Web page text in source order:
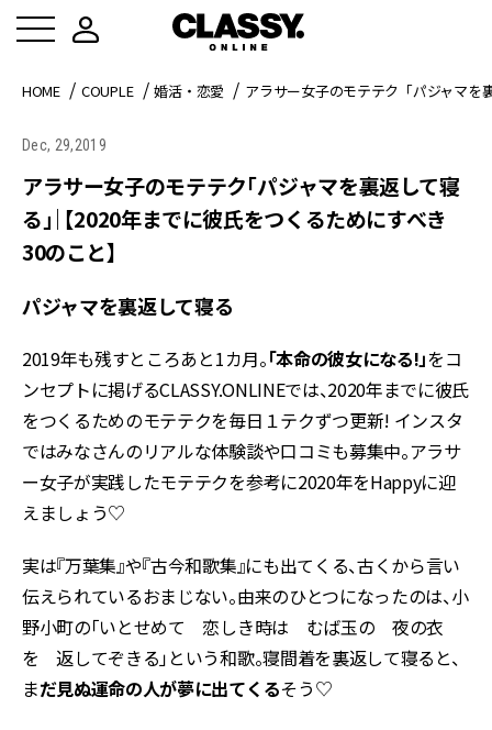
HOME COUPLE 婚活・恋愛 アラサー女子のモテテク「パジャマを
Dec, 29,2019
アラサー女子のモテテク「パジャマを裏返して寝
る」｜【2020年までに彼氏をつくるためにすべき
30のこと】
パジャマを裏返して寝る
2019年も残すところあと1カ月。「本命の彼女になる!」をコ
ンセプトに掲げるCLASSY.ONLINEでは、2020年までに彼氏
をつくるためのモテテクを毎日１テクずつ更新! インスタ
ではみなさんのリアルな体験談や口コミも募集中。アラサ
ー女子が実践したモテテクを参考に2020年をHappyに迎
えましょう♡
実は『万葉集』や『古今和歌集』にも出てくる、古くから言い
伝えられているおまじない。由来のひとつになったのは、小
野小町の「いとせめて 恋しき時は むば玉の 夜の衣
を 返してぞきる」という和歌。寝間着を裏返して寝ると、
まだ見ぬ運命の人が夢に出てくるそう♡